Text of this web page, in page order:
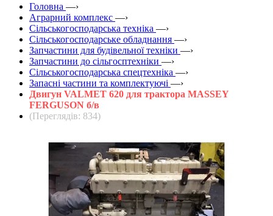
Головна —›
Аграрний комплекс —›
Сільськогосподарська техніка —›
Сільськогосподарське обладнання —›
Запчастини для будівельної техніки —›
Запчастини до сільгосптехніки —›
Сільськогосподарська спецтехніка —›
Запасні частини та комплектуючі —›
Двигун VALMET 620 для трактора MASSEY
FERGUSON б/в
(Переглядів: 834)